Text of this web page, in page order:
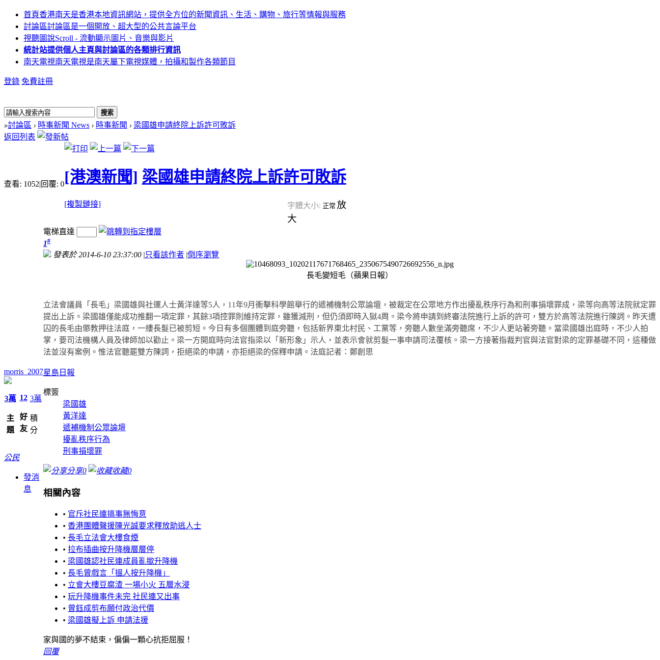
首頁香港南天是香港本地資訊網站，提供全方位的新聞資訊、生活、購物、旅行等情報與服務
討論區討論區是一個開放、超大型的公共言論平台
視聽圖說Scroll - 流動顯示圖片、音樂與影片
統計站提供個人主頁與討論區的各類排行資訊
南天電視南天電視是南天屬下電視媒體，拍攝和製作各類節目
登錄 免費註冊
搜索
»討論區 › 時事新聞 News › 時事新聞 › 梁國雄申請終院上訴許可敗訴
返回列表
查看: 1052|回覆: 0[港澳新聞] 梁國雄申請終院上訴許可敗訴
[複製鏈接] 字體大小: 正常 放
大
morris_2007
3萬
主
題
12
好
友
3萬
積
分
公民
發消
息
電梯直達
1#
發表於 2014-6-10 23:37:00 |只看該作者 |倒序瀏覽
長毛變短毛（蘋果日報）
立法會議員「長毛」梁國雄與社運人士黃洋達等5人，11年9月衝擊科學館舉行的遞補機制公眾論壇，被裁定在公眾地方作出擾亂秩序行為和刑事損壞罪成，梁等向高等法院就定罪
提出上訴。梁國雄僅能成功推翻一項定罪，其餘3項控罪則維持定罪，雖獲減刑，但仍須即時入獄4周。梁今將申請到終審法院進行上訴的許可，雙方於高等法院進行陳詞。昨天遭
囚的長毛由懲教押往法庭，一縷長髮已被剪短。今日有多個團體到庭旁聽，包括新界東北村民、工黨等，旁聽人數坐滿旁聽席，不少人更站著旁聽。當梁國雄出庭時，不少人拍
掌，要司法機構人員及律師加以勸止。梁一方開庭時向法官指梁以「新形象」示人，並表示會就剪髮一事申請司法覆核。梁一方接著指裁判官與法官對梁的定罪基礎不同，這種做
法並沒有案例。惟法官聽罷雙方陳詞，拒絕梁的申請，亦拒絕梁的保釋申請。法庭記者：鄭創思
星島日報
標簽
梁國雄
黃洋達
遞補機制公眾論壇
擾亂秩序行為
刑事損壞罪
分享0 收藏0
相關內容
• 官斥社民連搞事無悔意
• 香港團體聲援陳光誠要求釋放助逃人士
• 長毛立法會大樓食煙
• 拉布插曲按升降機層層停
• 梁國雄認社民連成員亂撳升降機
• 長毛曾戲言「搵人按升降機」
• 立會大樓豆腐渣 一場小火 五層水浸
• 玩升降機事件未完 社民連又出事
• 曾鈺成剪布願付政治代價
• 梁國雄擬上訴 申請法援
家與國的夢不結束，偏偏一顆心抗拒屈服！
回覆